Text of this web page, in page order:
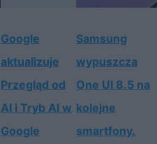
Google
aktualizuje
Przegląd od
AI i Tryb AI w
Google
Samsung
wypuszcza
One UI 8.5 na
kolejne
smartfony.